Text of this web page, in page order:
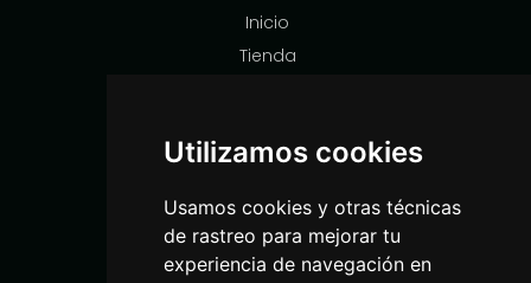
Utilizamos cookies
Usamos cookies y otras técnicas
de rastreo para mejorar tu
experiencia de navegación en
Inicio
Tienda
Redes sociales
YouTube
TikTok